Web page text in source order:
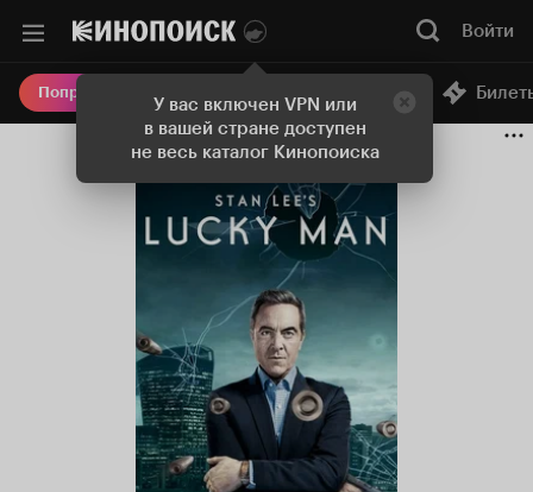
У вас включен VPN или
в вашей стране доступен
не весь каталог Кинопоиска
Войти
Попробовать Плюс Онлайн-кинотеатр